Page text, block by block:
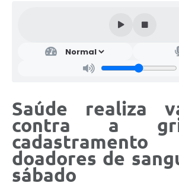
Saúde realiza
contra a
doadores de
sábado